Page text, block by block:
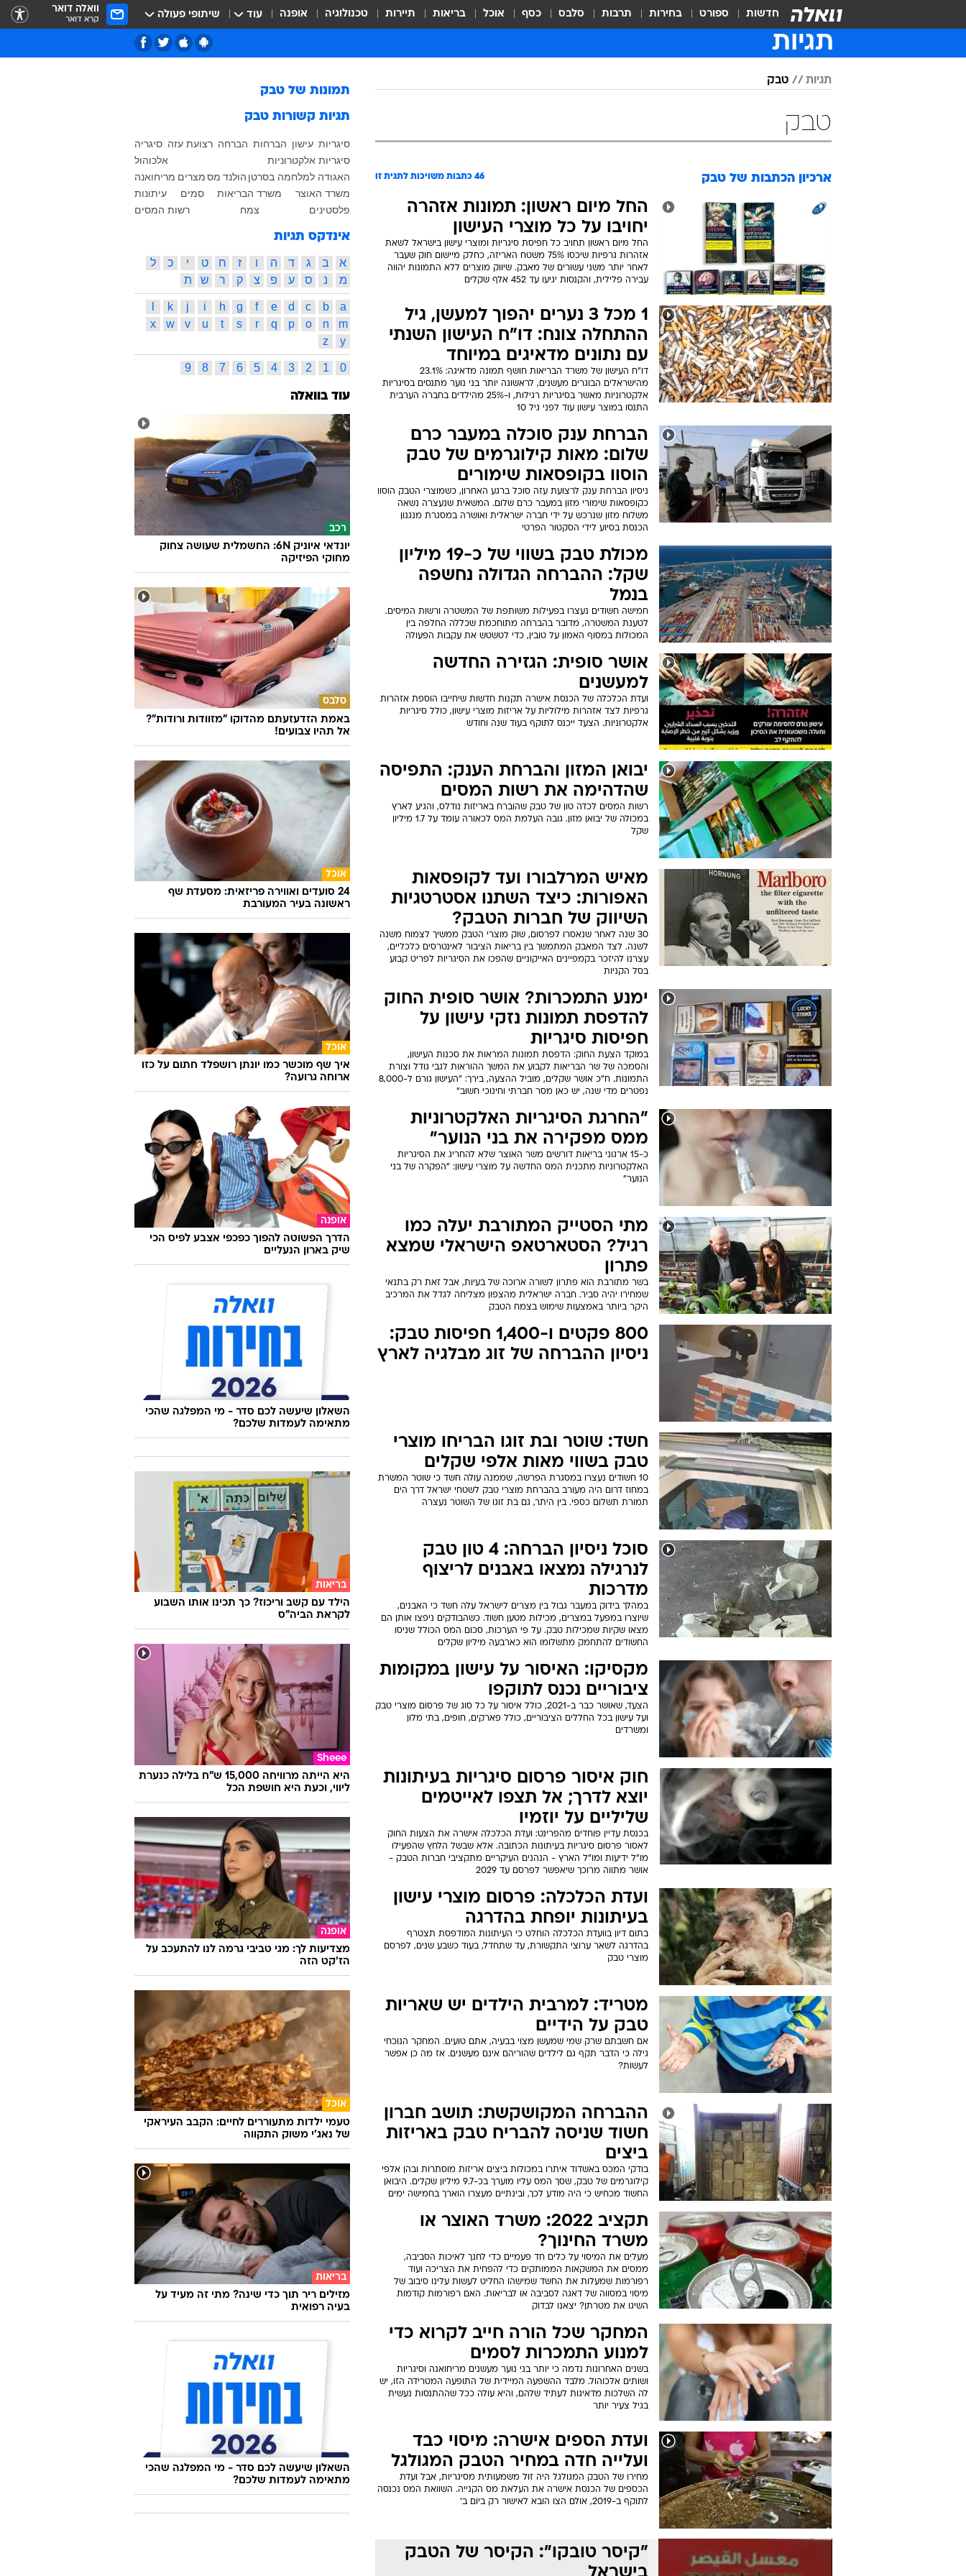
חדשות ספורט בחירות תרבות סלבס כסף אוכל בריאות תיירות טכנולוגיה אופנה עוד שיתופי פעולה וואלה דואר
קרא דואר
תגיות
טבק
טבק
ארכיון הכתבות שלטבק 46כתבות משויכות לתגית זו
החל מיום ראשון: תמונות אזהרה
יחויבו על כל מוצרי העישון
החל מיום ראשון תחויב כל חפיסת סיגריות ומוצרי עישון בישראל לשאת
אזהרות גרפיות שיכסו 75% משטח האריזה, כחלק מיישום חוק שעבר
עבירה פלילית, והקנסות יגיעו עד 452 אלף שקלים
1 מכל 3 נערים יהפוך למעשן, גיל
ההתחלה צונח: דו"ח העישון השנתי
עם נתונים מדאיגים במיוחד
אלקטרוניות מאשר בסיגריות רגילות, ו-25% מהילדים בחברה הערבית
התנסו במוצר עישון עוד לפני גיל 10
הברחת ענק סוכלה במעבר כרם
שלום: מאות קילוגרמים של טבק
הוסוו בקופסאות שימורים
כקופסאות שימורי מזון במעבר כרם שלום. המשאית שנעצרה נשאה
משלוח מזון שנרכש על ידי חברה ישראלית ואושרה במסגרת מנגנון
הכנסת בסיוע לידי הסקטור הפרטי
מכולת טבק בשווי של כ-19 מיליון
שקל: ההברחה הגדולה נחשפה
חמישה חשודים נעצרו בפעילות משותפת של המשטרה ורשות המיסים.
לטענת המשטרה, מדובר בהברחה מתוחכמת שכללה החלפה בין
המכולות במסוף האמון על טובין, כדי לטשטש את עקבות הפעולה
אושר סופית: הגזירה החדשה
למעשנים
אלקטרוניות. הצעד ייכנס לתוקף בעוד שנה וחודש
יבואן המזון והברחת הענק: התפיסה
שהדהימה את רשות המסים
רשות המסים לכדה טון של טבק שהוברח באריזות נודלס, והגיע לארץ
מאיש המרלבורו ועד לקופסאות
האפורות: כיצד השתנו אסטרטגיות
השיווק של חברות הטבק?
30 שנה לאחר שנאסרו לפרסום, שוק מוצרי הטבק ממשיך לצמוח משנה
עצרנו להיזכר בקמפיינים האייקוניים שהפכו את הסיגריות לפריט קבוע
בסל הקניות
ימנע התמכרות? אושר סופית החוק
להדפסת תמונות נזקי עישון על
והסמכה של שר הבריאות לקבוע את המשך ההוראות לגבי גודל וצורת
נפטרים מדי שנה, יש כאן מסר חברתי וחינוכי חשוב"
"החרגת הסיגריות האלקטרוניות
ממס מפקירה את בני הנוער"
כ-15 ארגוני בריאות דורשים משר האוצר שלא להחריג את הסיגריות
הנוער"
בשר מתורבת הוא פתרון לשורה ארוכה של בעיות, אבל זאת רק בתנאי
שמחירו יהיה סביר. חברה ישראלית מהצפון מצליחה לגדל את המרכיב
היקר ביותר באמצעות שימוש בצמח הטבק
800 פקטים ו-1,400 חפיסות טבק:
ניסיון ההברחה של זוג מבלגיה לארץ
חשד: שוטר ובת זוגו הבריחו מוצרי
טבק בשווי מאות אלפי שקלים
10 חשודים נעצרו במסגרת הפרשה, שממנה עולה חשד כי שוטר המשרת
במחוז דרום היה מעורב בהברחת מוצרי טבק לשטחי ישראל דרך הים
סוכל ניסיון הברחה: 4 טון טבק
לנרגילה נמצאו באבנים לריצוף
שיוצרו במפעל במצרים, מכילות מטען חשוד. כשהבודקים ניפצו אותן הם
מצאו שקיות שמכילות טבק. על פי הערכות, סכום המס הכולל שניסו
החשודים להתחמק מתשלומו הוא כארבעה מיליון שקלים
מקסיקו: האיסור על עישון במקומות
ציבוריים נכנס לתוקפו
הצעד, שאושר כבר ב-2021, כולל איסור על כל סוג של פרסום מוצרי טבק
ועל עישון בכל החללים הציבוריים, כולל פארקים, חופים, בתי מלון
חוק איסור פרסום סיגריות בעיתונות
יוצא לדרך; אל תצפו לאייטמים
לאסור פרסום סיגריות בעיתונות הכתובה. אלא שבשל הלחץ שהפעילו
מו"ל ידיעות ומו"ל הארץ - הנהנים העיקריים מתקציבי חברות הטבק -
אושר מתווה מרוכך שיאפשר לפרסם עד 2029
ועדת הכלכלה: פרסום מוצרי עישון
בעיתונות יופחת בהדרגה
מוצרי טבק
מטריד: למרבית הילדים יש שאריות
טבק על הידיים
אם חשבתם שרק שמי שמעשן מצוי בבעיה, אתם טועים. המחקר הנוכחי
לעשות?
ההברחה המקושקשת: תושב חברון
חשוד שניסה להבריח טבק באריזות
ביצים
קילוגרמים של טבק, שסך המס עליו מוערך בכ-9.7 מיליון שקלים. היבואן
החשוד מכחיש כי היה מודע לכך, ובינתיים מעצרו הוארך בחמישה ימים
תקציב 2022: משרד האוצר או
משרד החינוך?
מעלים את המיסוי על כלים חד פעמיים כדי לחנך לאיכות הסביבה,
רפורמות שמעלות את החשד שמישהו החליט לעשות עלינו סיבוב של
מיסוי במסווה של דאגה לסביבה או לבריאות. האם רפורמות קודמות
השיגו את מטרתן? יצאנו לבדוק
המחקר שכל הורה חייב לקרוא כדי
למנוע התמכרות לסמים
לה השלכות מדאיגות לעתיד שלהם, והיא עולה ככל שההתנסות נעשית
בגיל צעיר יותר
תמונות של
תגיות קשורותטבק
סיגריות עישון הברחות הברחה רצועת עזה סיגריה
סיגריות אלקטרוניות
אלכוהול
האגודה למלחמה בסרטן הולנדמסמצריםמריחואנה
משרד האוצר
פלסטינים
צמח רשות המסים
אינדקס תגיות
א ב ג ד ה ו ז ח ט
מ
נ פ צ ק ש
a
b
c
d
e
f
g
h
i
j
p
q
s
t
u
v
w
x
0
1
עוד בוואלה
יונדאי איוניק 6N: החשמלית שעושה צחוק
סלבס
באמת הזדעזעתם מהדוקו "מזוודות ורודות"?
אל תהיו צבועים!
אוכל
24 סועדים ואווירה פריזאית: מסעדת שף
אוכל
איך שף מוכשר כמו יונתן רושפלד חתום על כזו
הדרך הפשוטה להפוך כפכפי אצבע לפיס הכי
שיק בארון הנעליים
השאלון שיעשה לכם סדר - מי המפלגה שהכי
מתאימה לעמדות שלכם?
הילד עם קשב וריכוז? כך תכינו אותו השבוע
Sheee
היא הייתה מרוויחה 15,000 ש"ח בלילה כנערת
ליווי, וכעת היא חושפת הכל
אופנה
מצדיעות לך: מגי טביבי גרמה לנו להתעכב על
הז'קט הזה
אוכל
טעמי ילדות מתעוררים לחיים: הקבב העיראקי
של נאג׳י משוק התקווה
מזילים ריר תוך כדי שינה? מתי זה מעיד על
בעיה רפואית